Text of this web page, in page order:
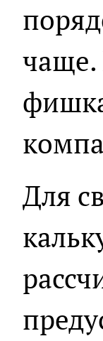
чаще.
Для